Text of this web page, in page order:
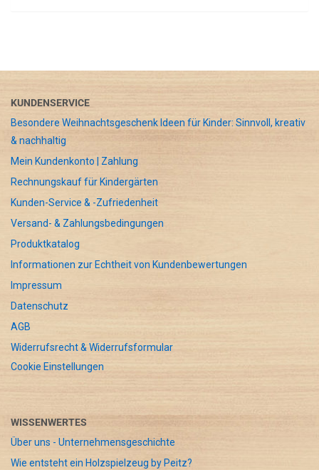
KUNDENSERVICE
Besondere Weihnachtsgeschenk Ideen für Kinder: Sinnvoll, kreativ
& nachhaltig
Mein Kundenkonto | Zahlung
Rechnungskauf für Kindergärten
Kunden-Service & -Zufriedenheit
Versand- & Zahlungsbedingungen
Produktkatalog
Informationen zur Echtheit von Kundenbewertungen
Impressum
Datenschutz
AGB
Widerrufsrecht & Widerrufsformular
Cookie Einstellungen
WISSENWERTES
Über uns - Unternehmensgeschichte
Wie entsteht ein Holzspielzeug by Peitz?